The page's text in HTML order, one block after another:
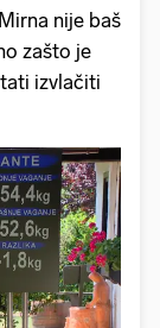
nije baš
zašto je
izvlačiti